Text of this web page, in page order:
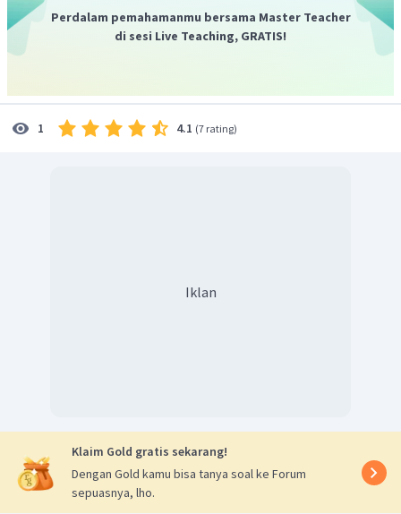
6. hak ekspansi benteng,
7. hak menentukan perang atau damai,
8. hak mengangkat dan memberhentikan pegawai.
Perdalam pemahamanmu bersama Master Teacher
di sesi Live Teaching, GRATIS!
1 4.1 (7 rating)
Iklan
Klaim Gold gratis sekarang!
Dengan Gold kamu bisa tanya soal ke Forum
sepuasnya, lho.